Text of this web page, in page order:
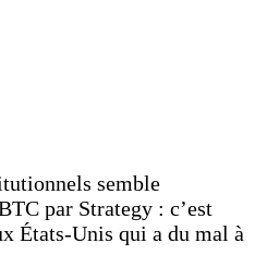
semble
par Strategy : c’est
États-Unis qui a du mal à